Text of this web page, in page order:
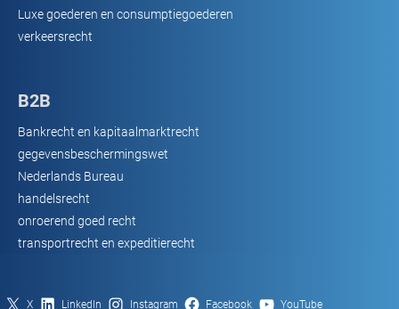
Luxe goederen en consumptiegoederen
verkeersrecht
B2B
Bankrecht en kapitaalmarktrecht
gegevensbeschermingswet
Nederlands Bureau
handelsrecht
onroerend goed recht
transportrecht en expeditierecht
X LinkedIn Instagram Facebook YouTube